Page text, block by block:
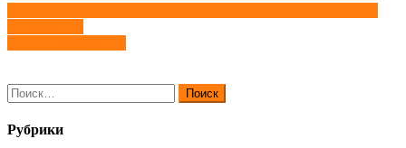
Навигация
по
Найти:
Рубрики